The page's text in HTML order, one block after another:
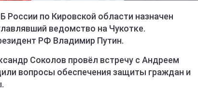
по Кировской области назначен
ведомство на Чукотке.
РФ Владимир Путин.
Соколов провёл встречу с Андреем
вопросы обеспечения защиты граждан и